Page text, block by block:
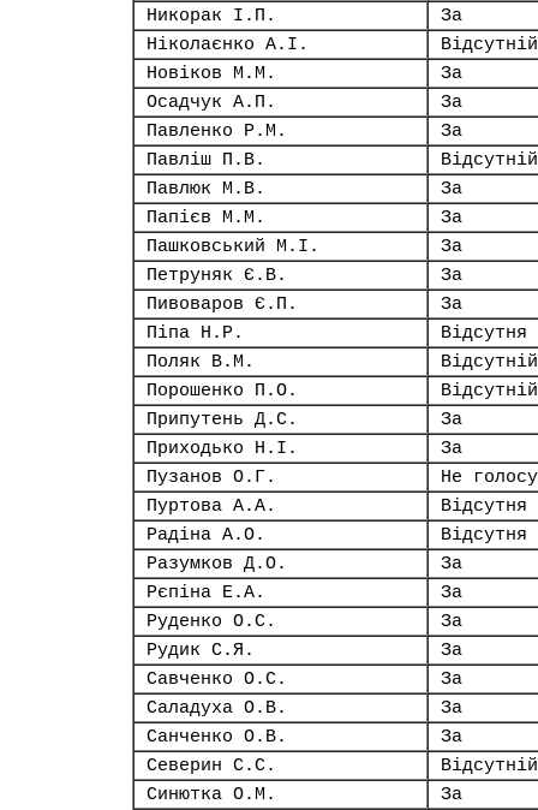
Никорак І.П.
За
Ніколаєнко А.І.
Відсутній
Новіков М.М.
За
Осадчук А.П.
За
Павленко Р.М.
За
Павліш П.В.
Відсутній
Павлюк М.В.
За
Папієв М.М.
За
Пашковський М.І.
За
Петруняк Є.В.
За
Пивоваров Є.П.
За
Піпа Н.Р.
Відсутня
Поляк В.М.
Відсутній
Порошенко П.О.
Відсутній
Припутень Д.С.
За
Приходько Н.І.
За
Пузанов О.Г.
Не
Пуртова А.А.
Відсутня
Радіна А.О.
Відсутня
Разумков Д.О.
За
Рєпіна Е.А.
За
Руденко О.С.
За
Рудик С.Я.
За
Савченко О.С.
За
Саладуха О.В.
За
Санченко О.В.
За
Северин С.С.
Відсутній
Синютка О.М.
За